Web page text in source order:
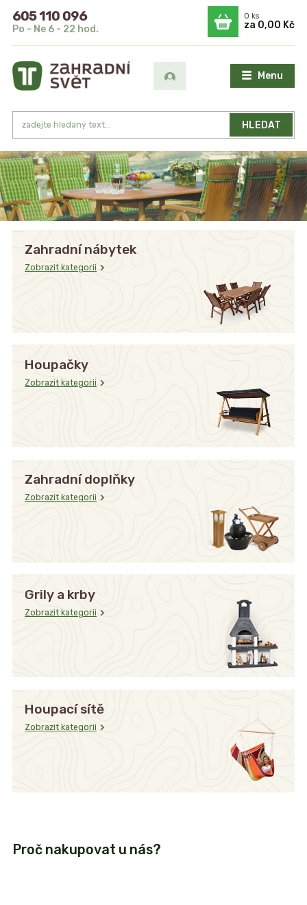
Menu
HLEDAT
605 110 096
Po - Ne 6 - 22 hod.
0ks
za 0,00 Kč
Zahradní nábytek
Zobrazit kategorii
Houpačky
Zobrazit kategorii
Zahradní doplňky
Zobrazit kategorii
Grily a krby
Zobrazit kategorii
Houpací sítě
Zobrazit kategorii
Proč nakupovat u nás?